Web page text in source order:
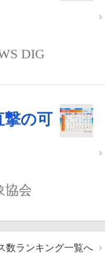
DIG
撃の可
協会
数ランキング一覧へ